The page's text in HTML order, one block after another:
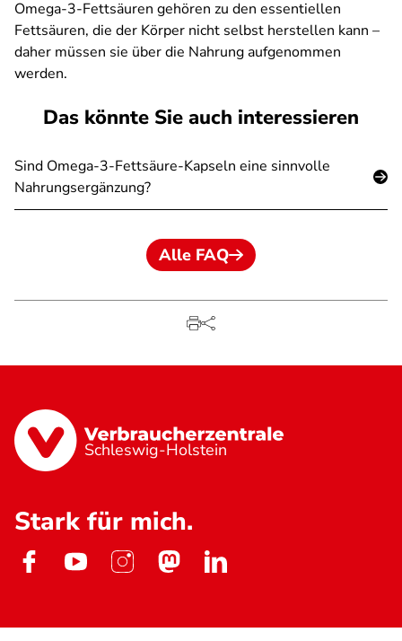
Omega-3-Fettsäuren gehören zu den essentiellen
Fettsäuren, die der Körper nicht selbst herstellen kann –
daher müssen sie über die Nahrung aufgenommen
werden.
Das könnte Sie auch interessieren
Sind Omega-3-Fettsäure-Kapseln eine sinnvolle
Nahrungsergänzung?
Alle FAQ
Schleswig-Holstein
Stark für mich.